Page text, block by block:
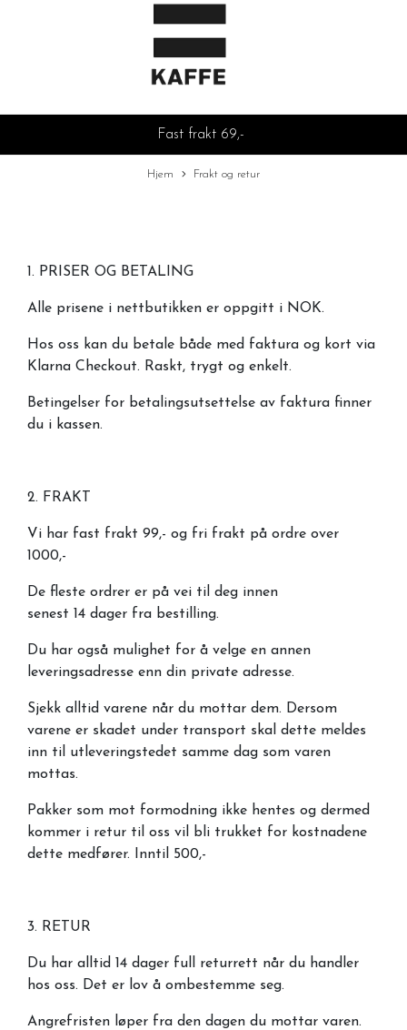
Fast frakt 69,-
Hjem Frakt og retur
1. PRISER OG BETALING
Alle prisene i nettbutikken er oppgitt i NOK.
Hos oss kan du betale både med faktura og kort via
Klarna Checkout. Raskt, trygt og enkelt.
Betingelser for betalingsutsettelse av faktura finner
du i kassen.
2. FRAKT
Vi har fast frakt 99,- og fri frakt på ordre over
1000,-
De fleste ordrer er på vei til deg innen
senest 14 dager fra bestilling.
Du har også mulighet for å velge en annen
leveringsadresse enn din private adresse.
Sjekk alltid varene når du mottar dem. Dersom
varene er skadet under transport skal dette meldes
inn til utleveringstedet samme dag som varen
mottas.
Pakker som mot formodning ikke hentes og dermed
kommer i retur til oss vil bli trukket for kostnadene
dette medfører. Inntil 500,-
3. RETUR
Du har alltid 14 dager full returrett når du handler
hos oss. Det er lov å ombestemme seg.
Angrefristen løper fra den dagen du mottar varen.